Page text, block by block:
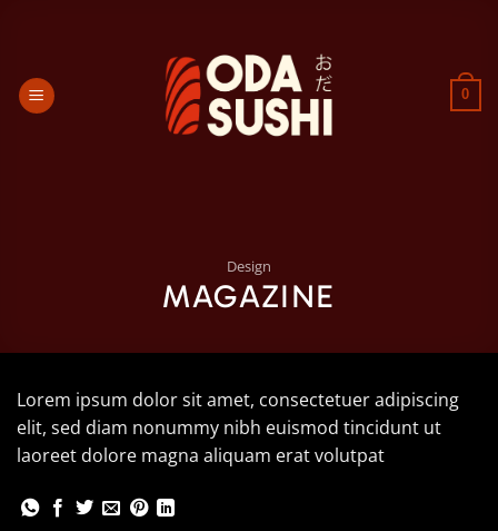
0
Design
MAGAZINE
Lorem ipsum dolor sit amet, consectetuer adipiscing
elit, sed diam nonummy nibh euismod tincidunt ut
laoreet dolore magna aliquam erat volutpat